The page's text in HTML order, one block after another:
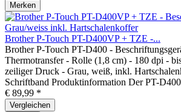
Merken
Brother P-Touch PT-D400VP + TZE -...
Brother P-Touch PT-D400 -
Thermotransfer - Rolle (1,8 cm) - 180 dpi -
zeiliger Druck - Grau, weiß, inkl.
Schriftband Produktinformation Der PT-
€ 89,99 *
Vergleichen